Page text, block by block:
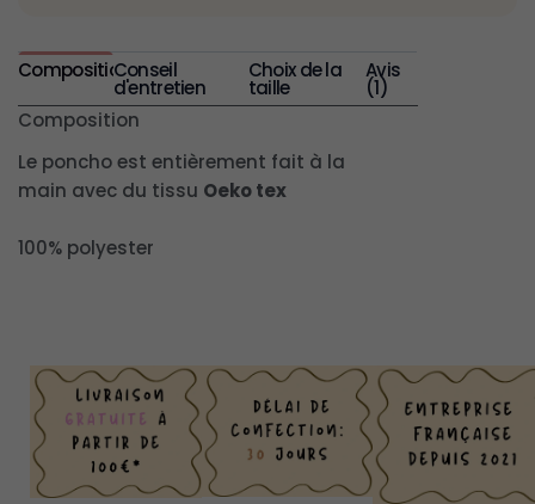
CompositionConseil
d'entretien
Choix de la
taille
Avis
(1)
Composition
Le poncho est entièrement fait à la
main avec du tissu Oeko tex
100% polyester